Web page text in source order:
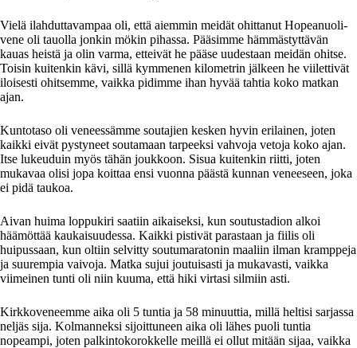
Vielä ilahduttavampaa oli, että aiemmin meidät ohittanut Hopeanuoli-
vene oli tauolla jonkin mökin pihassa. Pääsimme hämmästyttävän
kauas heistä ja olin varma, etteivät he pääse uudestaan meidän ohitse.
Toisin kuitenkin kävi, sillä kymmenen kilometrin jälkeen he viilettivät
iloisesti ohitsemme, vaikka pidimme ihan hyvää tahtia koko matkan
ajan.
Kuntotaso oli veneessämme soutajien kesken hyvin erilainen, joten
kaikki eivät pystyneet soutamaan tarpeeksi vahvoja vetoja koko ajan.
Itse lukeuduin myös tähän joukkoon. Sisua kuitenkin riitti, joten
mukavaa olisi jopa koittaa ensi vuonna päästä kunnan veneeseen, joka
ei pidä taukoa.
Aivan huima loppukiri saatiin aikaiseksi, kun soutustadion alkoi
häämöttää kaukaisuudessa. Kaikki pistivät parastaan ja fiilis oli
huipussaan, kun oltiin selvitty soutumaratonin maaliin ilman kramppeja
ja suurempia vaivoja. Matka sujui joutuisasti ja mukavasti, vaikka
viimeinen tunti oli niin kuuma, että hiki virtasi silmiin asti.
Kirkkoveneemme aika oli 5 tuntia ja 58 minuuttia, millä heltisi sarjassa
neljäs sija. Kolmanneksi sijoittuneen aika oli lähes puoli tuntia
nopeampi, joten palkintokorokkelle meillä ei ollut mitään sijaa, vaikka